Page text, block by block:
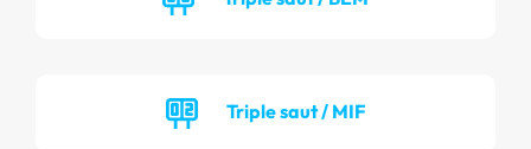
Triple saut / MIF